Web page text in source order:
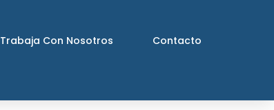
Trabaja Con Nosotros Contacto